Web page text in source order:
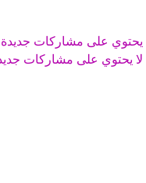
على مشاركات جديدة
يحتوي على مشاركات